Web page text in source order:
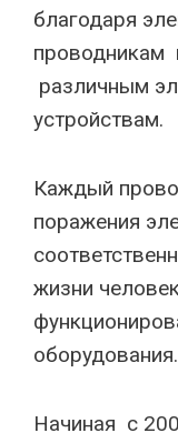
благодаря
проводникам
различным
устройствам.
Каждый
поражения
жизни
оборудования.
Начиная с